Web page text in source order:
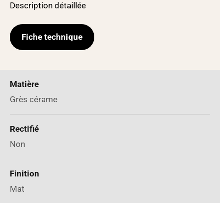
Description détaillée
Fiche technique
Matière
Grès cérame
Rectifié
Non
Finition
Mat